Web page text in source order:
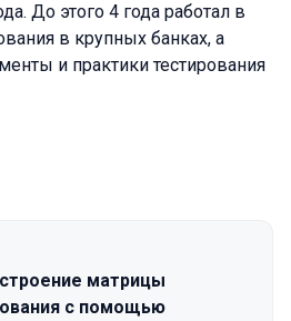
До этого 4 года работал в
в крупных банках, а
и практики тестирования
2024 Spring
матрицы
с помощью